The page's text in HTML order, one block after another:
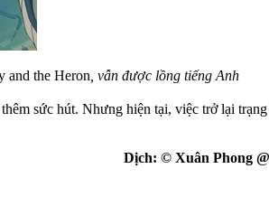
and the Heron , vẫn được lồng tiếng Anh
sức hút. Nhưng hiện tại, việc trở lại
Dịch: © Xuân Phong